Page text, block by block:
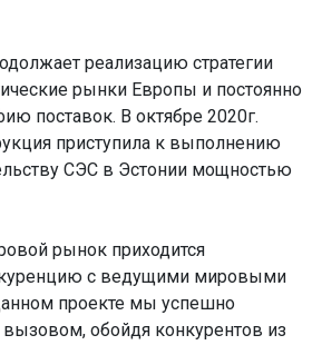
реализацию стратегии
рынки Европы и постоянно
поставок. В октябре 2020г.
приступила к выполнению
СЭС в Эстонии мощностью
рынок приходится
с ведущими мировыми
проекте мы успешно
обойдя конкурентов из